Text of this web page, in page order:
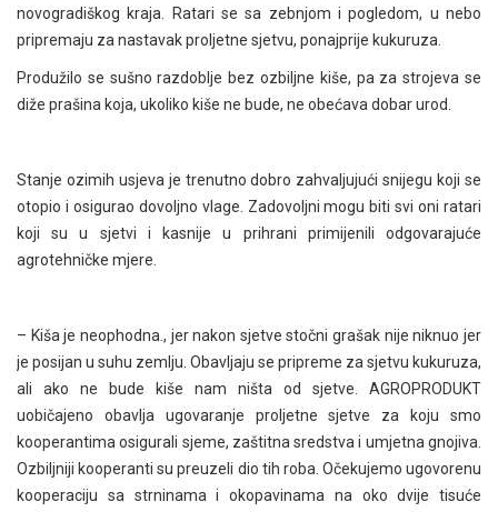
novogradiškog kraja. Ratari se sa zebnjom i pogledom, u nebo
pripremaju za nastavak proljetne sjetvu, ponajprije kukuruza.
Produžilo se sušno razdoblje bez ozbiljne kiše, pa za strojeva se
diže prašina koja, ukoliko kiše ne bude, ne obećava dobar urod.
Stanje ozimih usjeva je trenutno dobro zahvaljujući snijegu koji se
otopio i osigurao dovoljno vlage. Zadovoljni mogu biti svi oni ratari
koji su u sjetvi i kasnije u prihrani primijenili odgovarajuće
agrotehničke mjere.
– Kiša je neophodna., jer nakon sjetve stočni grašak nije niknuo jer
je posijan u suhu zemlju. Obavljaju se pripreme za sjetvu kukuruza,
ali ako ne bude kiše nam ništa od sjetve. AGROPRODUKT
uobičajeno obavlja ugovaranje proljetne sjetve za koju smo
kooperantima osigurali sjeme, zaštitna sredstva i umjetna gnojiva.
Ozbiljniji kooperanti su preuzeli dio tih roba. Očekujemo ugovorenu
kooperaciju sa strninama i okopavinama na oko dvije tisuće